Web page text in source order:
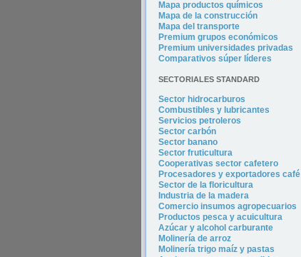
Mapa productos químicos
Mapa de la construcción
Mapa del transporte
Premium grupos económicos
Premium universidades privadas
Comparativos súper líderes
SECTORIALES STANDARD
Sector hidrocarburos
Combustibles y lubricantes
Servicios petroleros
Sector carbón
Sector banano
Sector fruticultura
Cooperativas sector cafetero
Procesadores y exportadores café
Sector de la floricultura
Industria de la madera
Comercio insumos agropecuarios
Productos pesca y acuicultura
Azúcar y alcohol carburante
Molinería de arroz
Molinería trigo maíz y pastas